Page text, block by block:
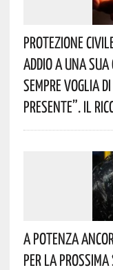
Protezione
Addio A Una
Sempre Voglia
Presente”. Il
A Potenza
Per La